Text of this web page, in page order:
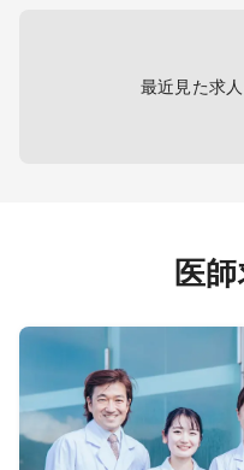
しの
対
最近見た求
医